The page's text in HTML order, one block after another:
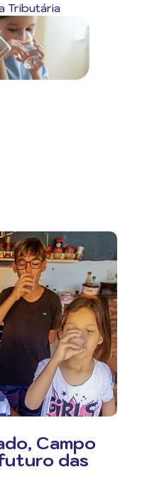
Tributária
Campo
das